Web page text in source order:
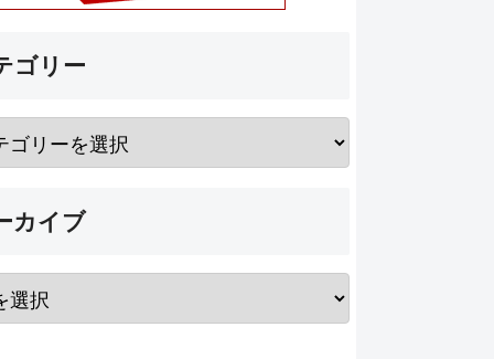
ゴリー
カイブ